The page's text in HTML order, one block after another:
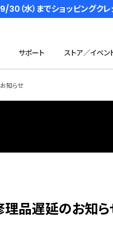
（水）までショッピングク
サポート ストア／イベン
知らせ
品遅延のお知ら